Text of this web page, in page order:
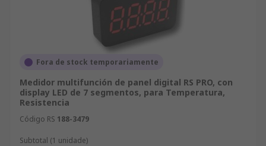
Fora de stock temporariamente
Medidor multifunción de panel digital RS PRO, con
display LED de 7 segmentos, para Temperatura,
Resistencia
Código RS 188-3479
Subtotal (1 unidade)